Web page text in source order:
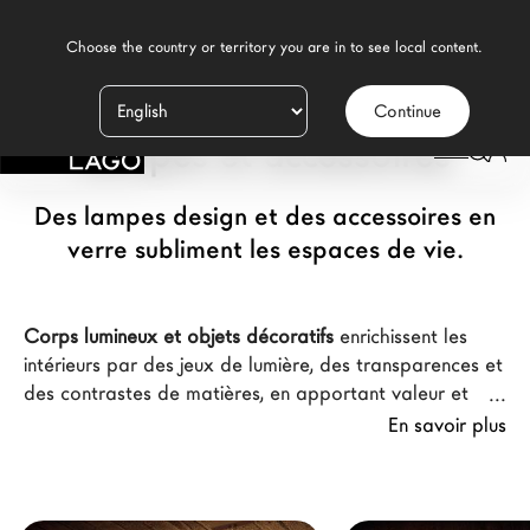
Continue
Produits
Inspiration
Configurateur
Magasins
La Brand
Lampes et accessoires
Des lampes design et des accessoires en
verre subliment les espaces de vie.
Corps lumineux et objets décoratifs enrichissent les
intérieurs par des jeux de lumière, des transparences et
des contrastes de matières, en apportant valeur et
caractère à l’ensemble. Des formes essentielles, des
En savoir plus